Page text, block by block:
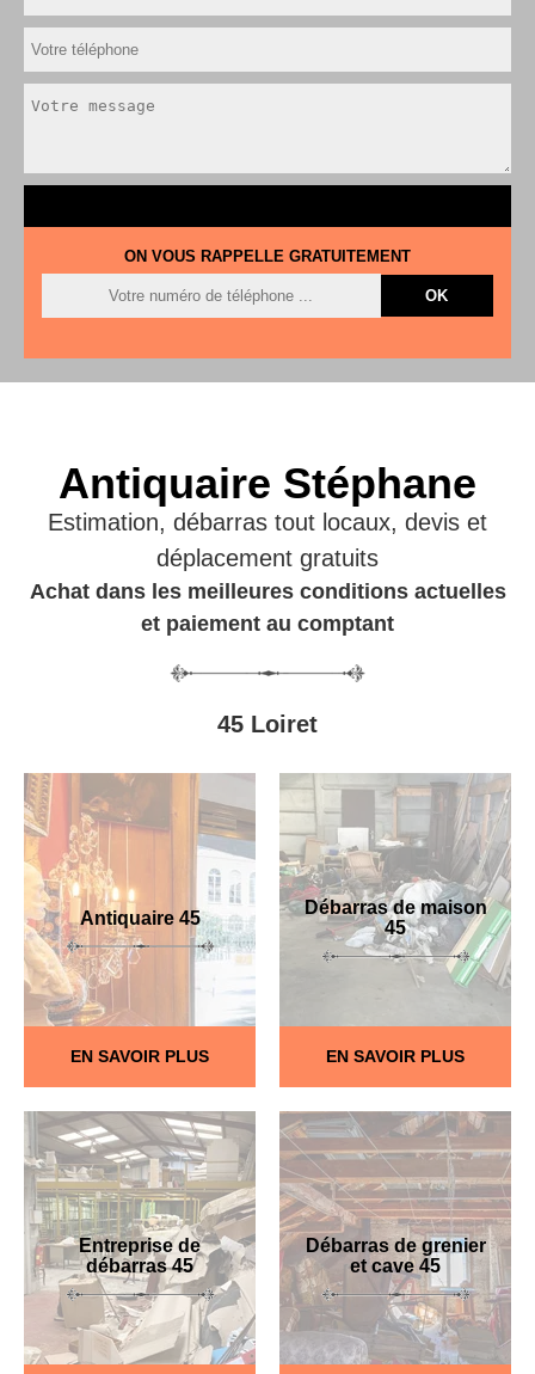
ON VOUS RAPPELLE GRATUITEMENT
Antiquaire Stéphane
Estimation, débarras tout locaux, devis et
déplacement gratuits
Achat dans les meilleures conditions actuelles
et paiement au comptant
45 Loiret
Antiquaire 45
EN SAVOIR PLUS
Débarras de maison
45
EN SAVOIR PLUS
Entreprise de
débarras 45
Débarras de grenier
et cave 45